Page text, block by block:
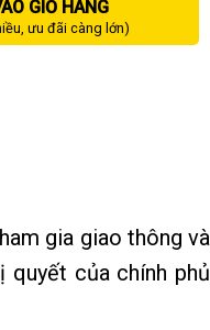
GIỎ HÀNG
ưu đãi càng lớn)
gia giao thông và
quyết của chính phủ